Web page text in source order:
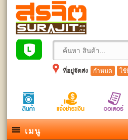
ที่อยู่จัดส่ง กำหนด ใ
เมนู